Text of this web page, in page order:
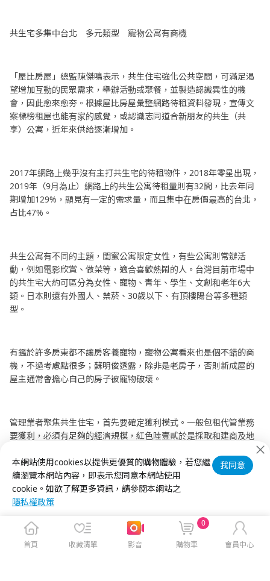
共生宅多集中台北 多元類型 寵物公寓有商機
「屋比房屋」總監陳傑鳴表示，共生住宅強化公共空間，可滿足渴
望增加互動的民眾需求，舉辦活動或聚餐，並製造認識異性的機
會，因此愈來愈夯。根據屋比房屋彙整網路待租資料發現，宣傳文
案標榜租屋也能有家的感覺，或認識志同道合新朋友的共生（共
享）公寓，近年來供給逐漸增加。
2017年網路上幾乎沒有主打共生宅的待租物件，2018年零星出現，
2019年（9月為止）網路上的共生公寓待租量則有32間，比去年同
期增加129%，顯見有一定的需求量，而且集中在房價最高的台北，
占比47%。
共生公寓有不同的主題，閨蜜公寓限定女性，有些公寓則常辦活
動，例如電影欣賞、做菜等，適合喜歡熱鬧的人。台灣目前市場中
的共生宅大約可區分為女性、寵物、青年、學生、文創和老年6大
類。日本則還有外國人、禁菸、30歲以下、有頂樓陽台等多種類
型。
有鑑於許多房東都不讓房客養寵物，寵物公寓看來也是個不錯的商
機，不過考慮點很多；蘇明俊透露，除非是老房子，否則新成屋的
屋主通常會擔心自己的房子被寵物破壞。
管理業者聚焦共生住宅，首先要確定獲利模式。一般包租代管業務
要獲利，必須有足夠的經濟規模，紅色陸壹貳於是採取和建商及地
公司已經出租的另外3個物件，屬於套房性質。不過蘇明俊看好都會
地區租屋需求，仍會持續推廣共生公寓。
本網站使用cookies以提供更優質的購物體驗，若您繼
續瀏覽本網站內容，即表示您同意本網站使用
cookie。如欲了解更多資訊，請參閱本網站之
隱私權政策
我同意
首頁 收藏清單 影音 購物車
0
會員中心